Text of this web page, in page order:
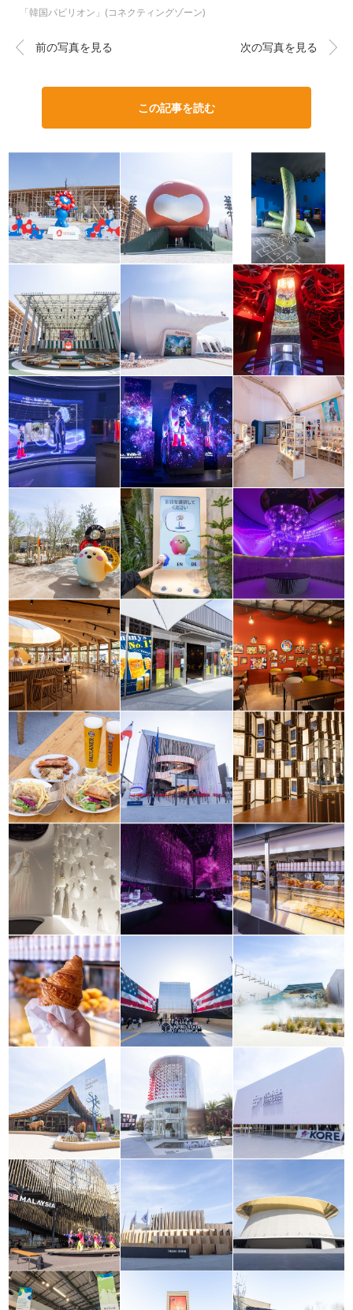
「韓国パビリオン」(コネクティングゾーン)
前の写真を見る 次の写真を見る
この記事を読む